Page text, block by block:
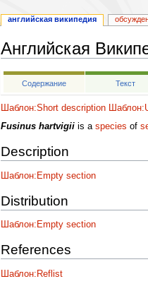
Английская
Перейти
Перейти
Содержание Текст
Шаблон:Short description
Fusinus hartvigiiis a species of
Description
Шаблон:Empty section
Distribution
Шаблон:Empty section
References
Шаблон:Reflist
английская википедия